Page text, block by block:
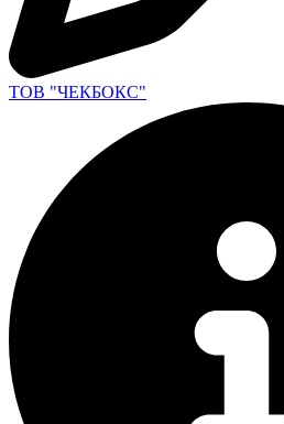
ТОВ "ЧЕКБОКС"